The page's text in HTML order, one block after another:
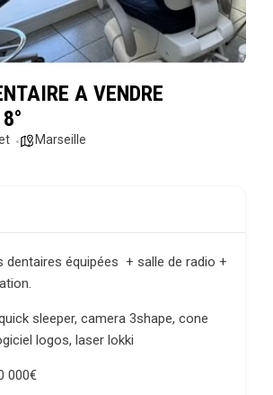
A VENDRE
Marseille
dentaires équipées + salle de radio +
sleeper, camera 3shape, cone
logos, laser lokki
000€